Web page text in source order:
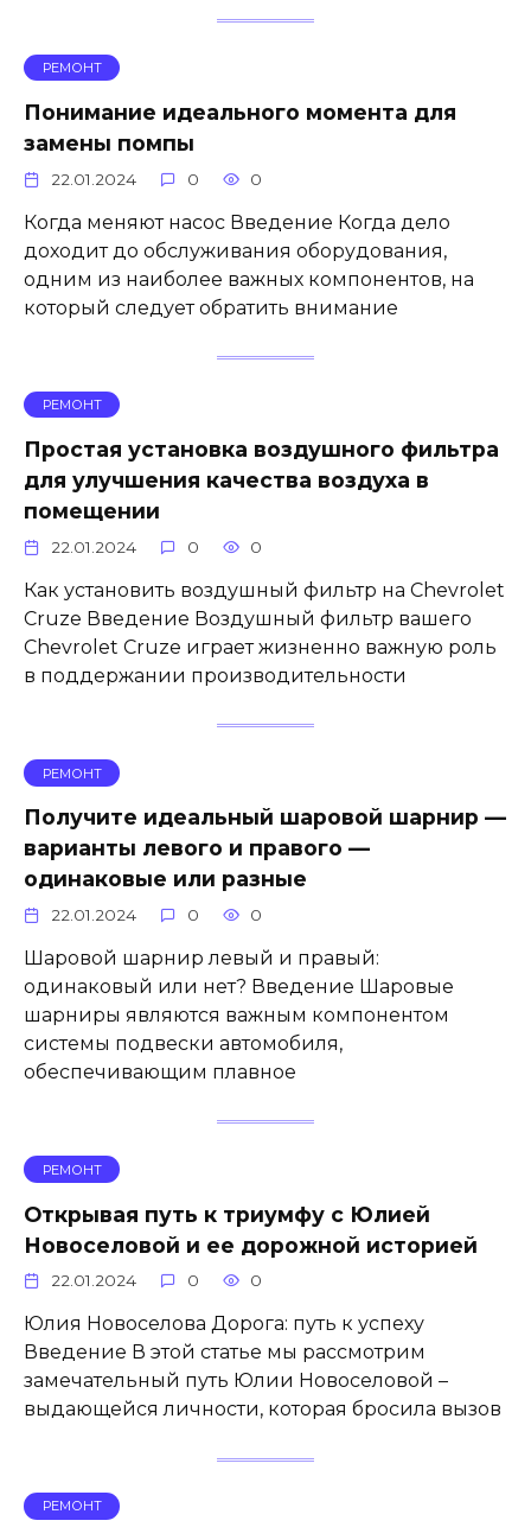
РЕМОНТ
Понимание идеального момента для
замены помпы
22.01.2024 0 0
Когда меняют насос Введение Когда дело
доходит до обслуживания оборудования,
одним из наиболее важных компонентов, на
который следует обратить внимание
РЕМОНТ
Простая установка воздушного фильтра
для улучшения качества воздуха в
помещении
22.01.2024 0 0
Как установить воздушный фильтр на Chevrolet
Cruze Введение Воздушный фильтр вашего
Chevrolet Cruze играет жизненно важную роль
в поддержании производительности
РЕМОНТ
Получите идеальный шаровой шарнир —
варианты левого и правого —
одинаковые или разные
22.01.2024 0 0
Шаровой шарнир левый и правый:
одинаковый или нет? Введение Шаровые
шарниры являются важным компонентом
системы подвески автомобиля,
обеспечивающим плавное
РЕМОНТ
Открывая путь к триумфу с Юлией
Новоселовой и ее дорожной историей
22.01.2024 0 0
Юлия Новоселова Дорога: путь к успеху
Введение В этой статье мы рассмотрим
замечательный путь Юлии Новоселовой –
выдающейся личности, которая бросила вызов
РЕМОНТ